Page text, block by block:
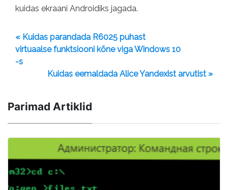
kuidas ekraani Androidiks jagada.
« Kuidas parandada R6025 puhast
virtuaalse funktsiooni kõne viga Windows 10
-s
Kuidas eemaldada Alice Yandexist arvutist »
Parimad Artiklid